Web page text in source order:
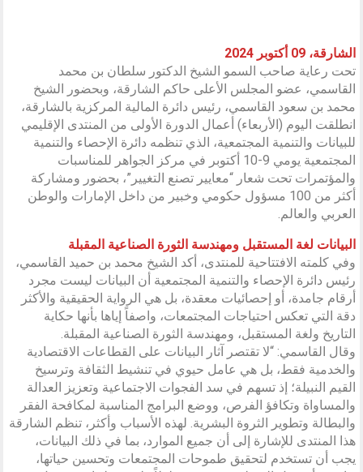
الشارقة، 09 أكتوبر 2024
تحت رعاية صاحب السمو الشيخ الدكتور سلطان بن محمد
القاسمي، عضو المجلس الأعلى حاكم الشارقة، وبحضور الشيخ
محمد بن سعود القاسمي، رئيس دائرة المالية المركزية بالشارقة،
انطلقت اليوم (الأربعاء) أعمال الدورة الأولى من المنتدى الإقليمي
للبيانات والتنمية المجتمعية، الذي تنظمه دائرة الإحصاء والتنمية
المجتمعية يومي 9-10 أكتوبر في مركز الجواهر للمناسبات
والمؤتمرات تحت شعار “معايير تصنع التغيير”، بحضور ومشاركة
أكثر من 100 مسؤول حكومي وخبير من داخل الإمارات والوطن
العربي والعالم.
البيانات لغة المستقبل ومهندسة الثورة الصناعية المقبلة
وفي كلمته الافتتاحية للمنتدى، أكد الشيخ محمد بن حميد القاسمي،
رئيس دائرة الإحصاء والتنمية المجتمعية أن البيانات ليست مجرد
أرقام جامدة، أو إحصائيات معقدة، بل هي الرواية الحقيقية والأكثر
دقة التي تعكس احتياجات المجتمعات، واصفاً إياها بأنها حكاية
التاريخ ولغة المستقبل، ومهندسة الثورة الصناعية المقبلة.
وقال القاسمي: “لا تقتصر آثار البيانات على القطاعات الاقتصادية
والخدمية فقط، بل هي عامل حيوي في تنشيط الثقافة وترسيخ
القيم النبيلة؛ إذ تسهم في سد الفجوات الاجتماعية وتعزيز العدالة
والمساواة وتكافؤ الفرص، ووضع البرامج المناسبة لمكافحة الفقر
والبطالة وتطوير الثروة البشرية. لهذه الأسباب وأكثر، تنظم الشارقة
هذا المنتدى للإشارة إلى أن جميع الموارد، بما في ذلك البيانات،
يجب أن تستخدم لتحقيق طموحات المجتمعات وتحسين حياتها،